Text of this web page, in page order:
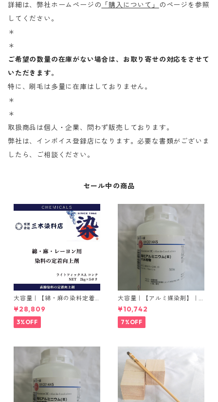
詳細は、弊社ホームページの 「購入について」
のページを参照
してください。
＊
＊
ご希望の数量の在庫がない場合は、お取り寄せの対応をさせて
いただきます。
特に、刷毛は多量に在庫はしておりません。
＊
＊
取扱商品は個人・企業、問わず販売しております。
弊社は、インボイス登録店になります。必要な書類がございま
したら、ご相談ください。
セール中の商品
大容量｜【綿・麻の染料定着
向上剤】｜2kg×5本｜ライト
フィックスAコンク
¥28,809
3%OFF
大容量｜【アルミ媒染剤】｜5
00g−3本入り｜塩化アルミニ
ウム
¥10,742
7%OFF